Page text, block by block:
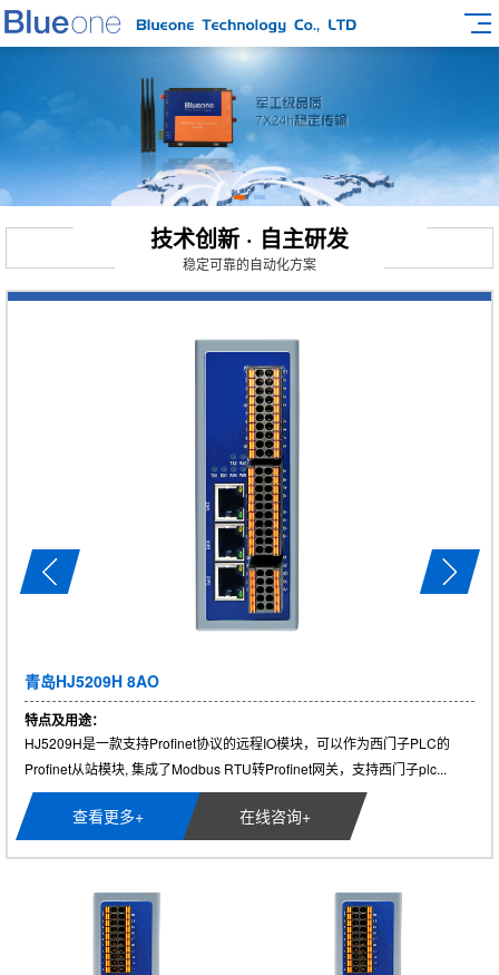
技术创新 · 自主研发
稳定可靠的自动化方案
青岛HJ5209H 8AO
特点及用途：
HJ5209H是一款支持Profinet协议的远程IO模块，可以作为西门子PLC的
Profinet从站模块, 集成了Modbus RTU转Profinet网关，支持西门子plc...
查看更多+ 在线咨询+